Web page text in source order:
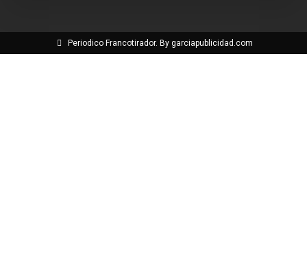
Periodico Francotirador. By garciapublicidad.com